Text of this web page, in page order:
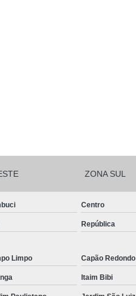
ZONA SUL
Centro
República
Limpo Capão Redondo
Itaim Bibi